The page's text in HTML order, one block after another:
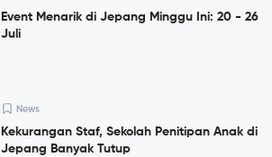
Event Menarik di Jepang Minggu Ini: 20 - 26
Juli
News
Kekurangan Staf, Sekolah Penitipan Anak di
Jepang Banyak Tutup